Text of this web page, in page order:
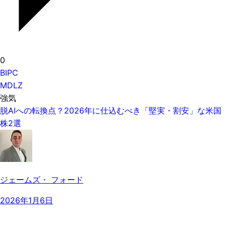
0
BIPC
MDLZ
強気
脱AIへの転換点？2026年に仕込むべき「堅実・割安」な米国
株2選
ジェームズ・ フォード
2026年1月6日